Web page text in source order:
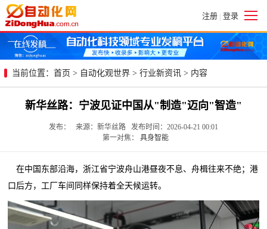
注册 | 登录
当前位置： 首页 > 自动化观世界 > 行业新资讯 > 内容
新华丝路：宁波见证中国从"制造"迈向"智造"
发布： 来源：新华丝路 发布时间：2026-04-21 00:01
第一对焦： 具身智能
在中国东部沿海，浙江省宁波舟山港昼夜不息、舟楫往来不绝；港
口后方，工厂车间同样保持着全天候运转。